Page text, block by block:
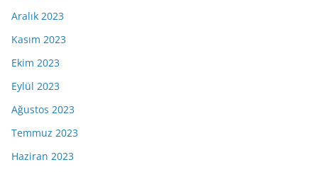
Aralık 2023
Kasım 2023
Ekim 2023
Eylül 2023
Ağustos 2023
Temmuz 2023
Haziran 2023